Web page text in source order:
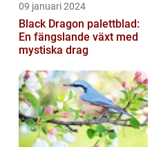
09 januari 2024
Black Dragon palettblad:
En fängslande växt med
mystiska drag